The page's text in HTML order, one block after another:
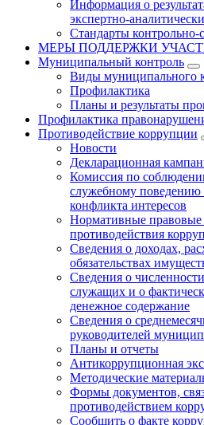
Информация о
экспертно-
Стандарты контрольно-
МЕРЫ ПОДДЕРЖКИ
Муниципальный контроль
Виды муниципального
Профилактика
Планы и результаты
Профилактика
Противодействие коррупции
Новости
Декларационная
Комиссия по
служебному поведению
конфликта интересов
Нормативные
противодействия
Сведения о доходах,
обязательствах
Сведения о
служащих и о
денежное содержание
Сведения о
руководителей
Планы и отчеты
Антикоррупционная
Методические
Формы документов,
противодействием
Сообщить о факте